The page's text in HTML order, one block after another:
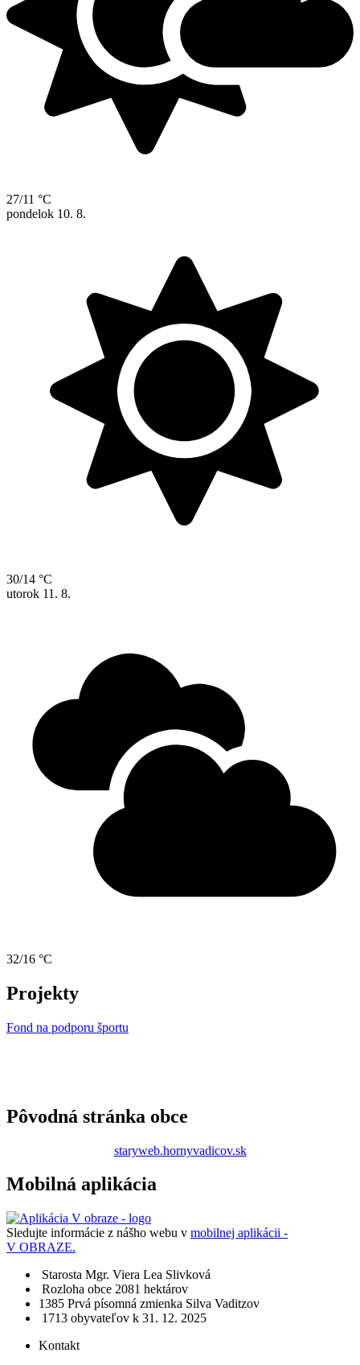
27/11 °C
pondelok 10. 8.
30/14 °C
utorok 11. 8.
32/16 °C
Projekty
Fond na podporu športu
Pôvodná stránka obce
staryweb.hornyvadicov.sk
Mobilná aplikácia
Sledujte informácie z nášho webu v mobilnej aplikácii -
V OBRAZE.
Starosta Mgr. Viera Lea Slivková
Rozloha obce 2081 hektárov
1385​ Prvá písomná zmienka Silva Vaditzov
1713 obyvateľov k 31. 12. 2025
Kontakt